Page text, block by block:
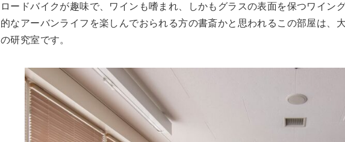
ロードバイクが趣味で、ワインも嗜まれ、しかもグラスの表面を保つワイン
的なアーバンライフを楽しんでおられる方の書斎かと思われるこの部屋は、
の研究室です。